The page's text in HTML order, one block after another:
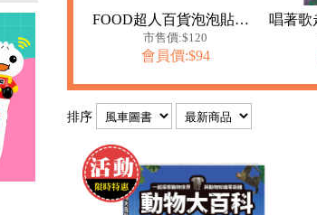
FOOD超人百貨泡泡貼紙書
市售價:$120
會員價:$94
排序